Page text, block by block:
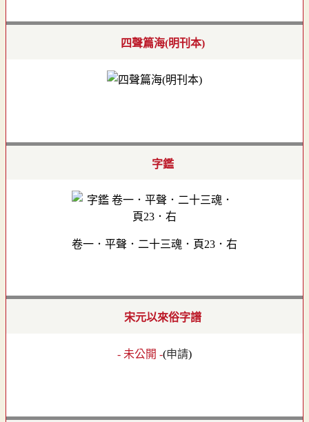
四聲篇海(明刊本)
字鑑
卷一．平聲．二十三魂．頁23．右
宋元以來俗字譜
- 未公開 -(申請)